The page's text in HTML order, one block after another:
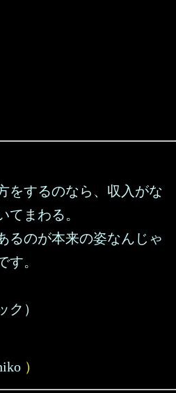
をするのなら、収入がな
てまわる。
るのが本来の姿なんじゃ
す。
ク）
）